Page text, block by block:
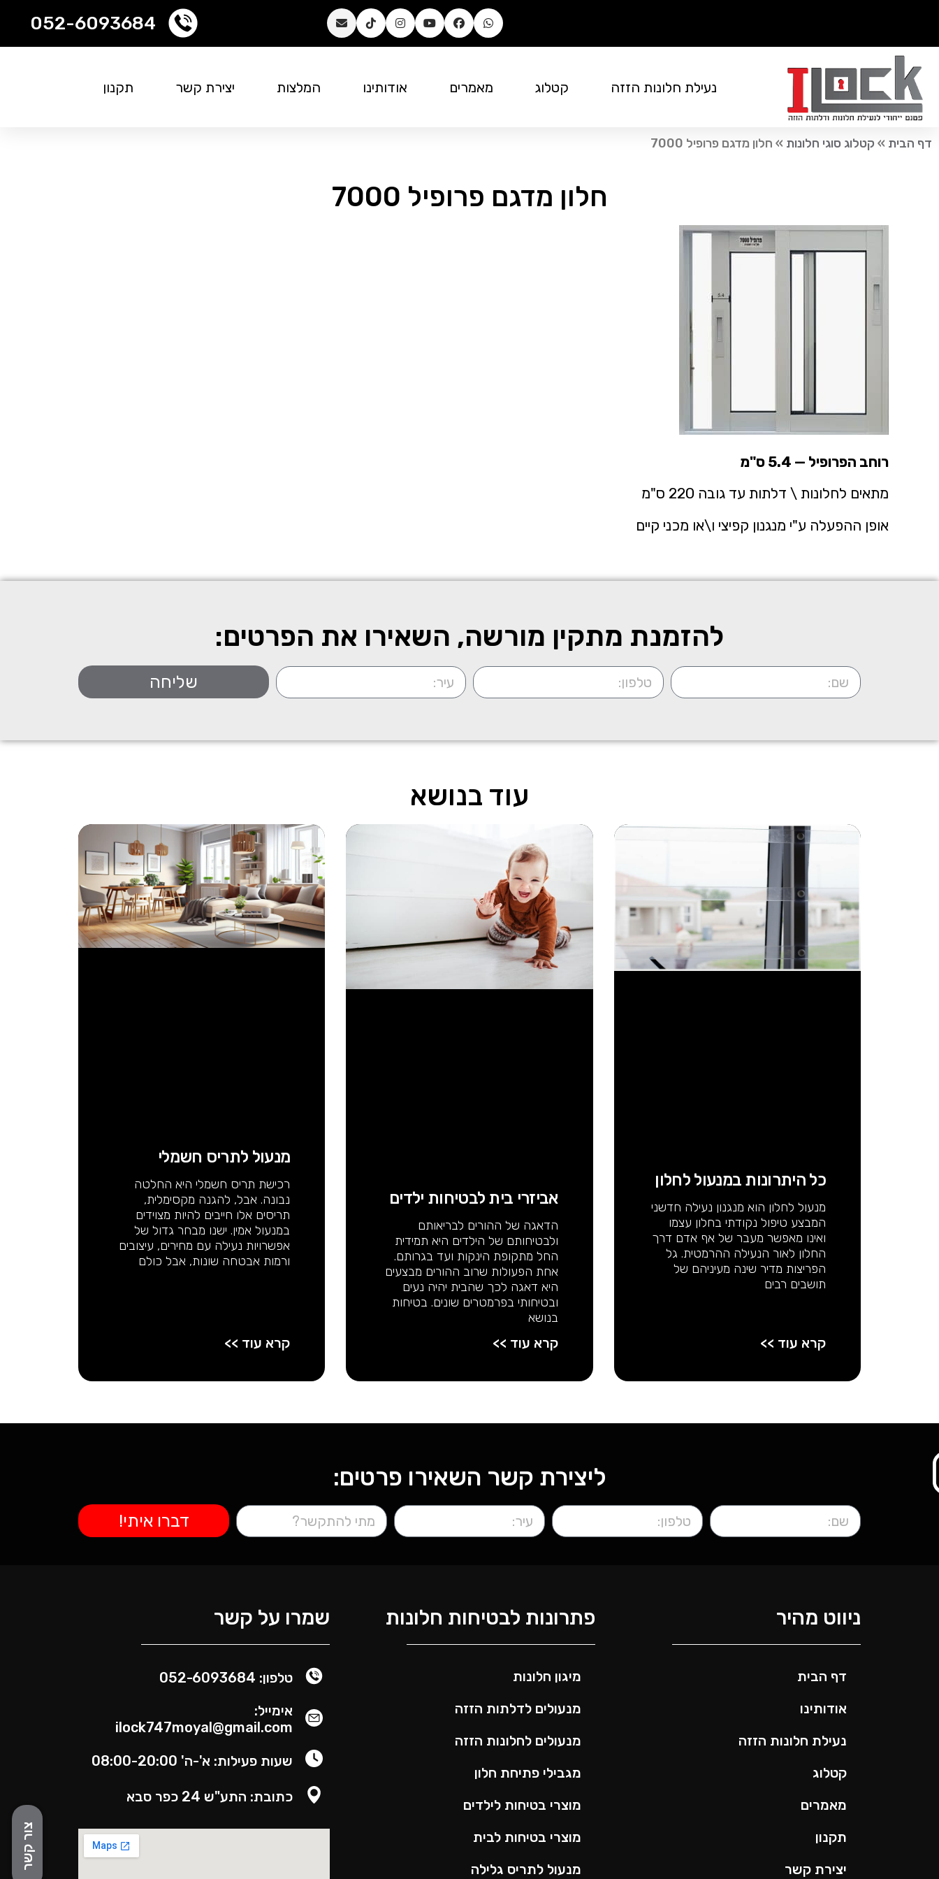
052-6093684
נעילת חלונות הזזה קטלוג מאמרים אודותינו המלצות יצירת קשר תקנון
דף הבית » קטלוג סוגי חלונות » חלון מדגם פרופיל 7000
חלון מדגם פרופיל 7000
רוחב הפרופיל — 5.4 ס"מ
מתאים לחלונות \ דלתות עד גובה 220 ס"מ
אופן ההפעלה ע"י מנגנון קפיצי ו\או מכני קיים
להזמנת מתקין מורשה, השאירו את הפרטים:
שליחה
עוד בנושא
כל היתרונות במנעול לחלון
מנעול לחלון הוא מנגנון נעילה חדשני
המבצע טיפול נקודתי בחלון עצמו
ואינו מאפשר מעבר של אף אדם דרך
החלון לאור הנעילה ההרמטית. גל
הפריצות מדיר שינה מעיניהם של
תושבים רבים
קרא עוד >>
אביזרי בית לבטיחות ילדים
הדאגה של ההורים לבריאותם
ולבטיחותם של הילדים היא תמידית
החל מתקופת הינקות ועד בגרותם.
אחת הפעולות שרוב ההורים מבצעים
היא דאגה לכך שהבית יהיה נעים
ובטיחותי בפרמטרים שונים. בטיחות
בנושא
קרא עוד >>
מנעול לתריס חשמלי
רכישת תריס חשמלי היא החלטה
נבונה. אבל, להגנה מקסימלית,
תריסים אלו חייבים להיות מצוידים
במנעול אמין. ישנו מבחר גדול של
אפשרויות נעילה עם מחירים, עיצובים
ורמות אבטחה שונות, אבל כולם
קרא עוד >>
צור קשר
ליצירת קשר השאירו פרטים:
דברו איתי!
ניווט מהיר
דף הבית
אודותינו
נעילת חלונות הזזה
קטלוג
מאמרים
תקנון
יצירת קשר
פתרונות לבטיחות חלונות
מיגון חלונות
מנעולים לדלתות הזזה
מנעולים לחלונות הזזה
מגבילי פתיחת חלון
מוצרי בטיחות לילדים
מוצרי בטיחות לבית
מנעול לתריס גלילה
שמרו על קשר
טלפון: 052-6093684
אימייל:
ilock747moyal@gmail.com
שעות פעילות: א'-ה' 08:00-20:00
כתובת: התע"ש 24 כפר סבא